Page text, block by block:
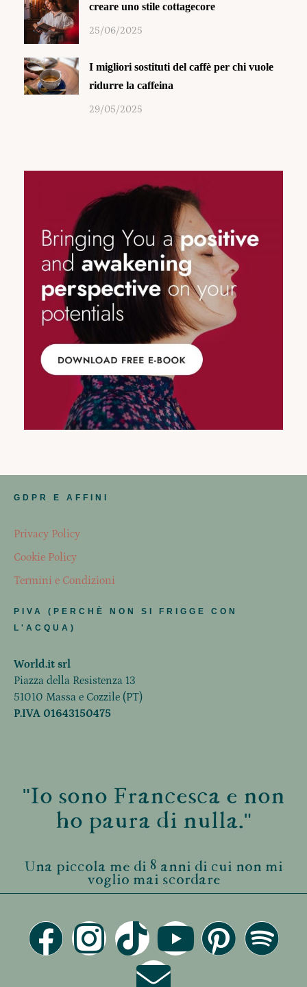
creare uno stile cottagecore
25/06/2025
I migliori sostituti del caffè per chi vuole
ridurre la caffeina
29/05/2025
GDPR E AFFINI
Privacy Policy
Cookie Policy
Termini e Condizioni
PIVA (PERCHÈ NON SI FRIGGE CON
L'ACQUA)
World.it srl
Piazza della Resistenza 13
51010 Massa e Cozzile (PT)
P.IVA 01643150475
"Io sono Francesca e non
ho paura di nulla."
Una piccola me di 8 anni di cui non mi
voglio mai scordare